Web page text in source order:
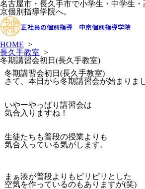
名古屋市・長久手市で小学生・中学生
京個別指導学院へ。
正社員の個別指導 中京個別指導学院
HOME >
長久手教室 >
冬期講習会初日(長久手教室)
冬期講習会初日(長久手教室)
さて、本日から冬期講習会が始まりま
いやーやっぱり講習会は
気合入りますね！
生徒たちも普段の授業よりも
気合入っている気がします。
まぁ湊が普段よりもピリピリとした
空気を作っているのもありますが(笑)